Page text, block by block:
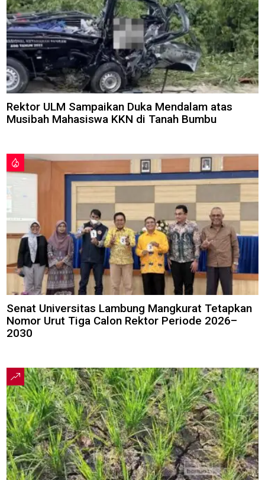
Rektor ULM Sampaikan Duka Mendalam atas
Musibah Mahasiswa KKN di Tanah Bumbu
Senat Universitas Lambung Mangkurat Tetapkan
Nomor Urut Tiga Calon Rektor Periode 2026–
2030